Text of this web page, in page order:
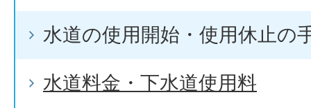
水道の使用開始・使用休止の
水道料金・下水道使用料